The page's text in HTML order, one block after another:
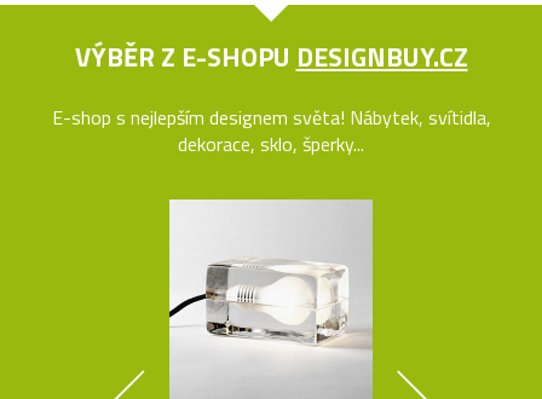
VÝBĚR Z E-SHOPU DESIGNBUY.CZ
E-shop s nejlepším designem světa! Nábytek, svítidla,
dekorace, sklo, šperky...